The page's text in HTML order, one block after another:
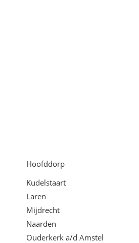
Hoofddorp
Kudelstaart
Laren
Mijdrecht
Naarden
Ouderkerk a/d Amstel